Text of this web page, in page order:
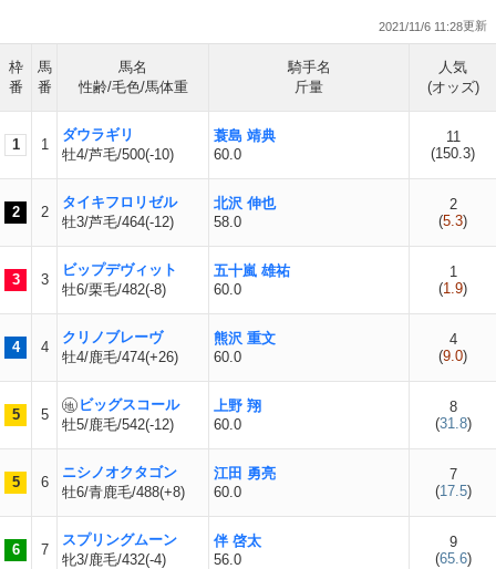
2021/11/6 11:28
枠
番
馬
番
馬名
性齢/毛色/馬体重
騎手名
斤量
人気
(オッズ)
1 1
ダウラギリ
牡4/芦毛/500(-10)
蓑島 靖典
60.0
11
(150.3)
2 2
タイキフロリゼル
牡3/芦毛/464(-12)
北沢 伸也
58.0
2
(5.3)
3 3
ビップデヴィット
牡6/栗毛/482(-8)
五十嵐 雄祐
60.0
1
(1.9)
4 4
クリノブレーヴ
牡4/鹿毛/474(+26)
熊沢 重文
60.0
4
(9.0)
5 5
ビッグスコール
牡5/鹿毛/542(-12)
上野 翔
60.0
8
(31.8)
5 6
ニシノオクタゴン
牡6/青鹿毛/488(+8)
江田 勇亮
60.0
7
(17.5)
6 7
スプリングムーン
牝3/鹿毛/432(-4)
伴 啓太
56.0
9
(65.6)